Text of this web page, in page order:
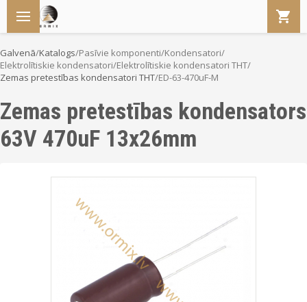
Galvenā/Katalogs/Pasīvie komponenti/Kondensatori/
Elektrolītiskie kondensatori/Elektrolītiskie kondensatori THT/
Zemas pretestības kondensatori THT/ED-63-470uF-M
Zemas pretestības kondensators
63V 470uF 13x26mm